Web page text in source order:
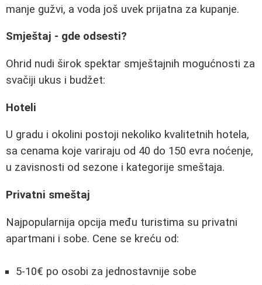
manje gužvi, a voda još uvek prijatna za kupanje.
Smještaj - gde odsesti?
Ohrid nudi širok spektar smještajnih mogućnosti za
svačiji ukus i budžet:
Hoteli
U gradu i okolini postoji nekoliko kvalitetnih hotela,
sa cenama koje variraju od 40 do 150 evra noćenje,
u zavisnosti od sezone i kategorije smeštaja.
Privatni smeštaj
Najpopularnija opcija među turistima su privatni
apartmani i sobe. Cene se kreću od:
5-10€ po osobi za jednostavnije sobe